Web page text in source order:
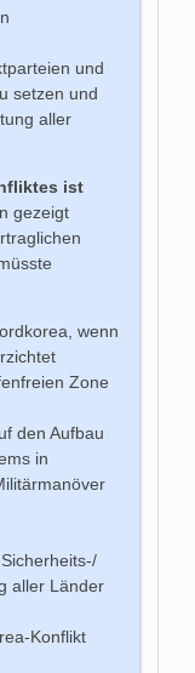
und
setzen und
aller
ist
gezeigt
wenn
Zone
den Aufbau
in
aller Länder
Konflikt